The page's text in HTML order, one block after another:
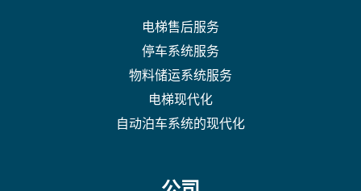
电梯售后服务
停车系统服务
物料储运系统服务
电梯现代化
自动泊车系统的现代化